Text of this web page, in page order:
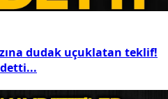
dudak uçuklatan teklif!